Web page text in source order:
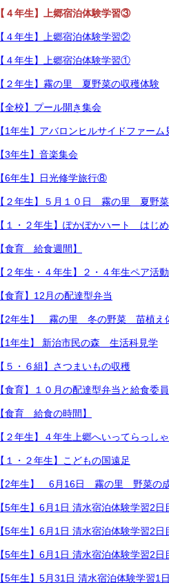
【４年生】上郷宿泊体験学習③
【４年生】上郷宿泊体験学習②
【４年生】上郷宿泊体験学習①
【２年生】霧の里 夏野菜の収穫体験
【全校】プール開き集会
【1年生】アバロンヒルサイドファーム
【3年生】音楽集会
【6年生】日光修学旅行⑧
【２年生】５月１０日 霧の里 夏野
【１・２年生】ぽかぽかハート はじ
【食育 給食週間】
【２年生・４年生】２・４年生ペア活動
【食育】12月の配達型弁当
【2年生】 霧の里 冬の野菜 苗植え
【1年生】 新治市民の森 生活科見学
【５・６組】さつまいもの収穫
【食育】１０月の配達型弁当と給食委
【食育 給食の時間】
【２年生】４年生上郷へいってらっし
【１・２年生】こどもの国遠足
【2年生】 6月16日 霧の里 野菜の
【5年生】6月1日 清水宿泊体験学習2
【5年生】6月1日 清水宿泊体験学習2
【5年生】6月1日 清水宿泊体験学習2
【5年生】5月31日 清水宿泊体験学習1